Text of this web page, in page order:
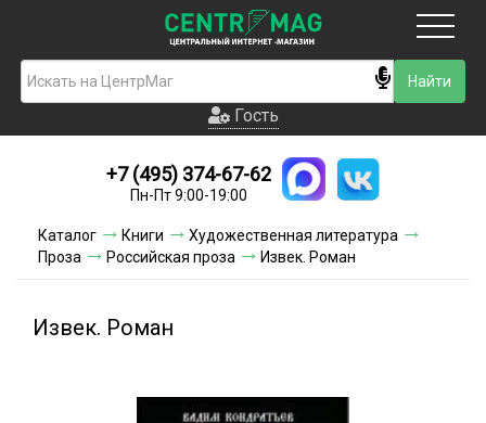
Гость
Новинки
Условия доставки
Гость
+7 (495) 374-67-62
Пн-Пт 9:00-19:00
Каталог Книги
Художественная литература
Проза
Российская проза Извек. Роман
Извек. Роман